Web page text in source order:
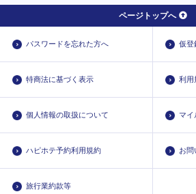
ページトップへ
パスワードを忘れた方へ 仮登
特商法に基づく表示 利用
個人情報の取扱について マ
ハピホテ予約利用規約 お問
旅行業約款等